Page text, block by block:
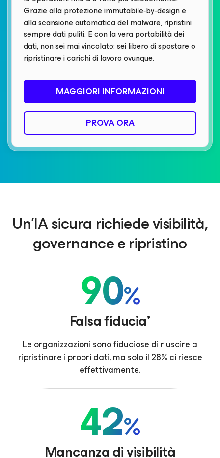
Grazie alla protezione immutabile‑by‑design e
alla scansione automatica del malware, ripristini
sempre dati puliti. E con la vera portabilità dei
dati, non sei mai vincolato: sei libero di spostare o
ripristinare i carichi di lavoro ovunque.
MAGGIORI INFORMAZIONI
PROVA ORA
Un'IA sicura richiede visibilità,
governance e ripristino
90%
Falsa fiducia*
Le organizzazioni sono fiduciose di riuscire a
ripristinare i propri dati, ma solo il 28% ci riesce
effettivamente.
42%
Mancanza di visibilità